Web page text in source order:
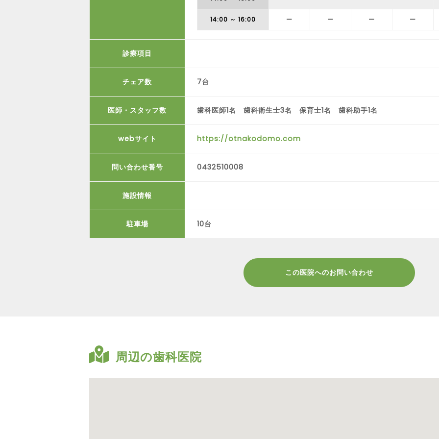
14:00 ～ 16:00 ー ー ー ー
診療項目
チェア数 7台
医師・スタッフ数 歯科医師1名 歯科衛生士3名 保育士1名 歯科助手1名
webサイト https://otnakodomo.com
問い合わせ番号 0432510008
施設情報
駐車場 10台
この医院へのお問い合わせ
周辺の歯科医院